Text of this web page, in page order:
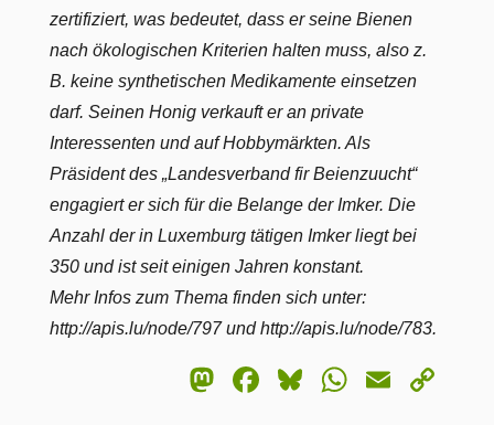
zertifiziert, was bedeutet, dass er seine Bienen
nach ökologischen Kriterien halten muss, also z.
B. keine synthetischen Medikamente einsetzen
darf. Seinen Honig verkauft er an private
Interessenten und auf Hobbymärkten. Als
Präsident des „Landesverband fir Beienzuucht“
engagiert er sich für die Belange der Imker. Die
Anzahl der in Luxemburg tätigen Imker liegt bei
350 und ist seit einigen Jahren konstant.
Mehr Infos zum Thema finden sich unter:
http://apis.lu/node/797 und http://apis.lu/node/783.
Mastodon
Facebook
BlueskyEmail